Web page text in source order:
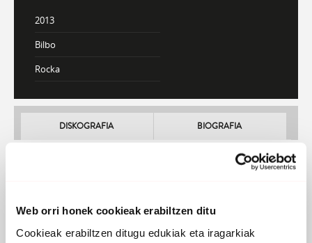
Web orri honek cookieak erabiltzen ditu
Cookieak erabiltzen ditugu edukiak eta iragarkiak
2013
Bilbo
Rocka
DISKOGRAFIA BIOGRAFIA
Talka